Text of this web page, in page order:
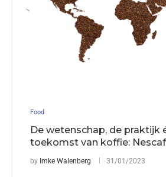
Food
De wetenschap, de praktijk
toekomst van koffie:
by Imke Walenberg 31/01/2023